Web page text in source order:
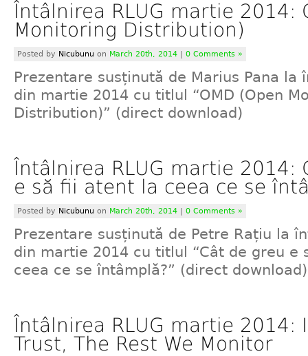
Întâlnirea RLUG martie 2014:
Monitoring Distribution)
Posted by Nicubunu on March 20th, 2014 | 0 Comments »
Prezentare susținută de Marius Pana la
din martie 2014 cu titlul “OMD (Open
Distribution)” (direct download)
Întâlnirea RLUG martie 2014:
e să fii atent la ceea ce se
Posted by Nicubunu on March 20th, 2014 | 0 Comments »
Prezentare susținută de Petre Rațiu la
din martie 2014 cu titlul “Cât de greu e
ceea ce se întâmplă?” (direct download)
Întâlnirea RLUG martie 2014:
Trust, The Rest We Monitor